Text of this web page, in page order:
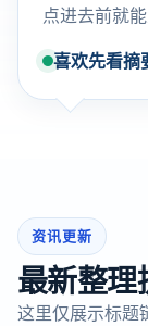
点进去前就
喜欢先看摘
资讯更新
最新整理
这里仅展示标题